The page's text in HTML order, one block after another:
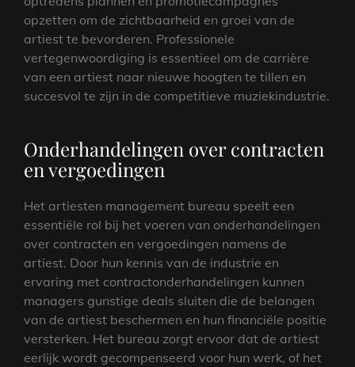
opzetten om de zichtbaarheid en groei van de
artiest te bevorderen. Professionele
vertegenwoordiging is essentieel om de carrière
van een artiest naar nieuwe hoogten te tillen en
succesvol te zijn in de competitieve muziekindustrie.
Onderhandelingen over contracten
en vergoedingen
Het artiesten management bureau speelt een
essentiële rol bij het voeren van onderhandelingen
over contracten en vergoedingen namens de
artiest. Door hun kennis van de industrie en
ervaring met contractonderhandelingen kunnen
managers gunstige deals sluiten die de belangen
van de artiest beschermen en hun financiële positie
versterken. Het bureau zorgt ervoor dat de artiest
eerlijk wordt gecompenseerd voor hun werk, of het